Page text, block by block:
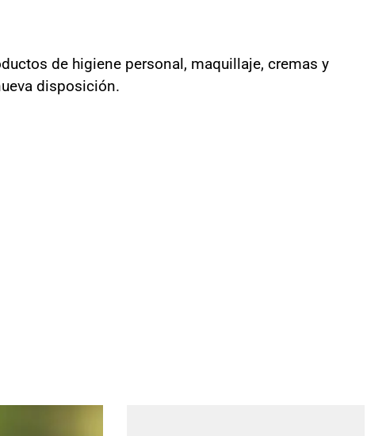
de higiene personal, maquillaje, cremas y
disposición.